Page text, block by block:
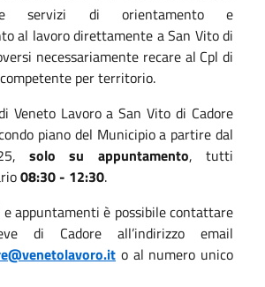
e servizi di orientamento e
al lavoro direttamente a San Vito di
necessariamente recare al Cpl di
per territorio.
Veneto Lavoro a San Vito di Cadore
piano del Municipio a partire dal
solo su appuntamento, tutti
08:30 - 12:30.
appuntamenti è possibile contattare
di Cadore all’indirizzo email
o al numero unico